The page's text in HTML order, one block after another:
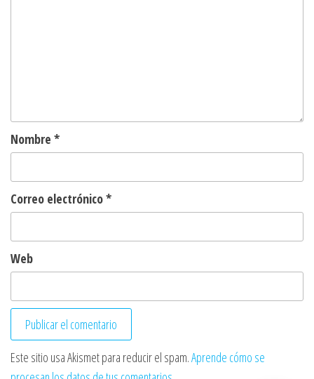
Nombre *
Correo electrónico*
Web
Este sitio usa Akismet para reducir el spam.Aprende cómo se